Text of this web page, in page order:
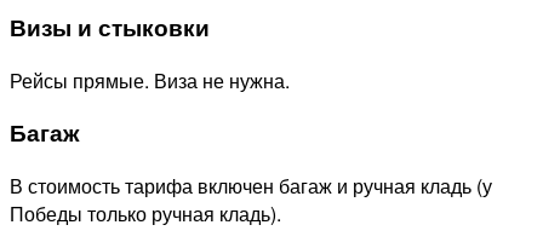
Визы и стыковки
Рейсы прямые. Виза не нужна.
Багаж
В стоимость тарифа включен багаж и ручная кладь (у
Победы только ручная кладь).